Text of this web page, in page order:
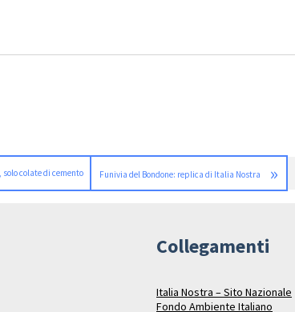
colate di cemento Funivia del Bondone: replica di Italia Nostra »
Collegamenti
Italia Nostra – Sito Nazionale
Fondo Ambiente Italiano